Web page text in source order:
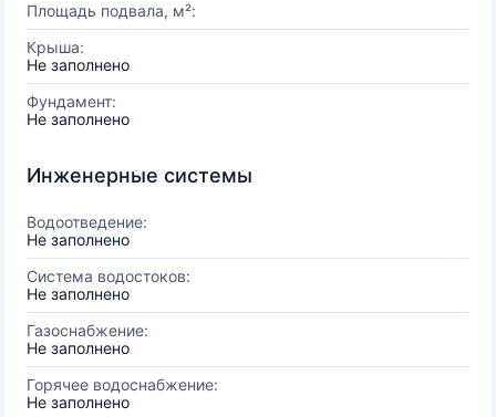
Площадь подвала, м²:
Крыша:
Не заполнено
Фундамент:
Не заполнено
Инженерные системы
Водоотведение:
Не заполнено
Система водостоков:
Не заполнено
Газоснабжение:
Не заполнено
Горячее водоснабжение:
Не заполнено